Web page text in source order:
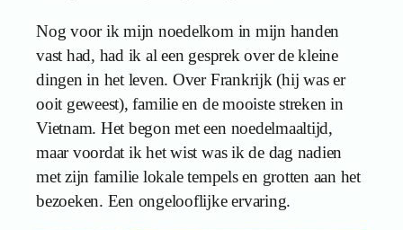
Nog voor ik mijn noedelkom in mijn handen
vast had, had ik al een gesprek over de kleine
dingen in het leven. Over Frankrijk (hij was er
ooit geweest), familie en de mooiste streken in
Vietnam. Het begon met een noedelmaaltijd,
maar voordat ik het wist was ik de dag nadien
met zijn familie lokale tempels en grotten aan het
bezoeken. Een ongelooflijke ervaring.